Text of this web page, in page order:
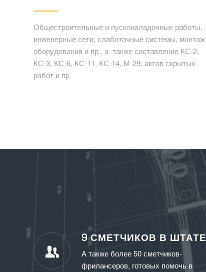
Общестроительные и пусконаладочные работы,
инженерные сети, слаботочные системы, монтаж
оборудования и пр., а также составление КС-2,
КС-3, КС-6, КС-11, КС-14, М-29, актов скрытых
работ и пр.
9 СМЕТЧИКОВ В ШТАТЕ
А также более 50 сметчиков-
фрилансеров, готовых помочь в